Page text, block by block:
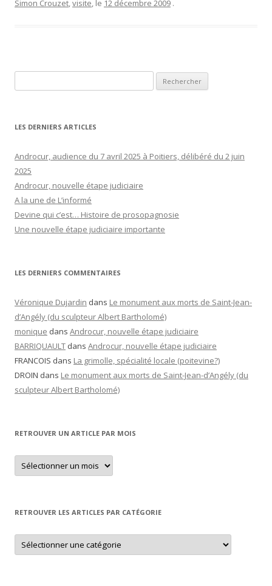
Simon Crouzet,visite, le 12 décembre 2009 .
LES DERNIERS ARTICLES
Androcur, audience du 7 avril 2025 à Poitiers, délibéré du 2 juin
2025
Androcur, nouvelle étape judiciaire
A la une de L’informé
Devine qui c’est… Histoire de prosopagnosie
Une nouvelle étape judiciaire importante
LES DERNIERS COMMENTAIRES
Véronique Dujardin dans Le monument aux morts de Saint-Jean-
d’Angély (du sculpteur Albert Bartholomé)
monique dans Androcur, nouvelle étape judiciaire
BARRIQUAULT dans Androcur, nouvelle étape judiciaire
FRANCOIS dans La grimolle, spécialité locale (poitevine?)
DROIN dans Le monument aux morts de Saint-Jean-d’Angély (du
sculpteur Albert Bartholomé)
RETROUVER UN ARTICLE PAR MOIS
Retrouver
un
article
RETROUVER LES ARTICLES PAR CATÉGORIE
Retrouver
les
articles